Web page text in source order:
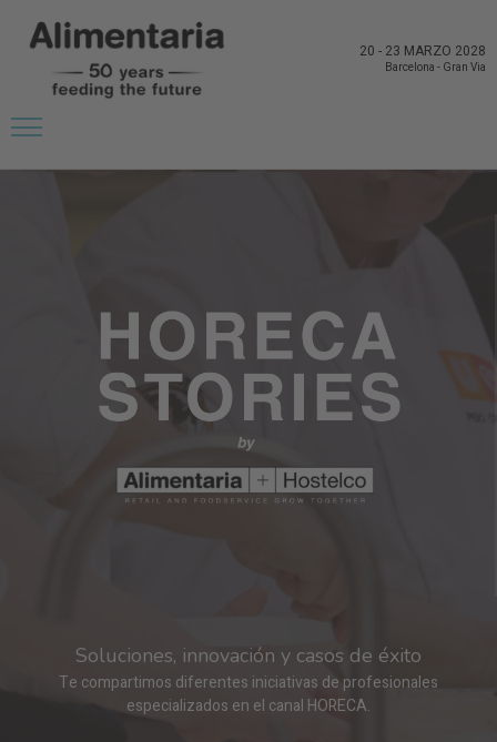
20 - 23 MARZO 2028
Barcelona - Gran Via
Soluciones, innovación y casos de éxito
Te compartimos diferentes iniciativas de profesionales
especializados en el canal HORECA.